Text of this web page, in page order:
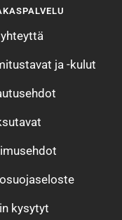
ja -kulut
kysytyt